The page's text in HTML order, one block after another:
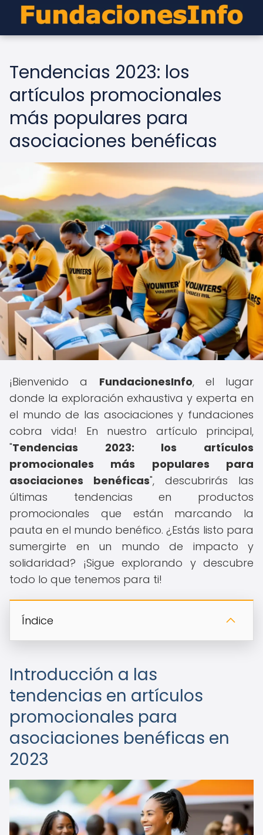
Tendencias 2023: los
artículos promocionales
más populares para
asociaciones benéficas
¡Bienvenido a FundacionesInfo, el lugar
donde la exploración exhaustiva y experta en
el mundo de las asociaciones y fundaciones
cobra vida! En nuestro artículo principal,
"Tendencias 2023: los artículos
promocionales más populares para
asociaciones benéficas", descubrirás las
últimas tendencias en productos
promocionales que están marcando la
pauta en el mundo benéfico. ¿Estás listo para
sumergirte en un mundo de impacto y
solidaridad? ¡Sigue explorando y descubre
todo lo que tenemos para ti!
Índice
Introducción a las
tendencias en artículos
promocionales para
asociaciones benéficas en
2023